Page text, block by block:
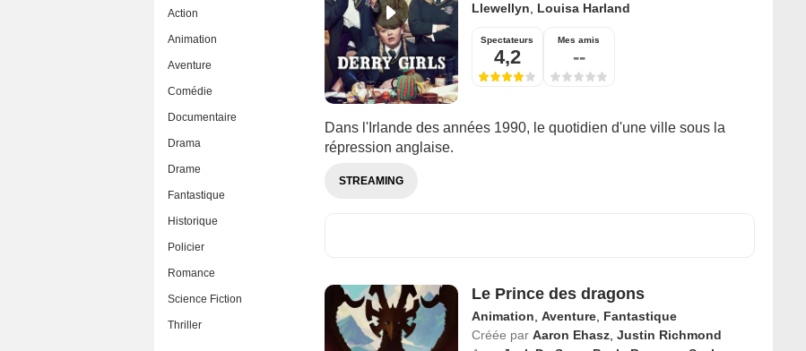
Action
Animation
Aventure
Comédie
Documentaire
Drama
Drame
Fantastique
Historique
Policier
Romance
Science Fiction
Thriller
Llewellyn
Louisa Harland
Spectateurs
4,2
Mes amis
--
Dans l'Irlande des années 1990, le quotidien d'une ville sous la
répression anglaise.
STREAMING
Le Prince des dragons
Animation Aventure, Fantastique
Créée par Aaron Ehasz, Justin Richmond